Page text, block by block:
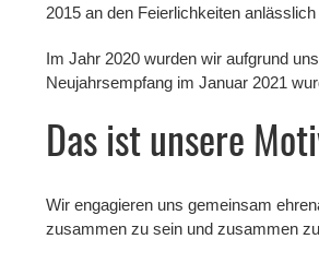
2015 an den Feierlichkeiten
Im Jahr 2020 wurden wir aufgrund
Neujahrsempfang im Januar 2021
Das ist unsere
Wir engagieren uns gemeinsam
zusammen zu sein und zusammen